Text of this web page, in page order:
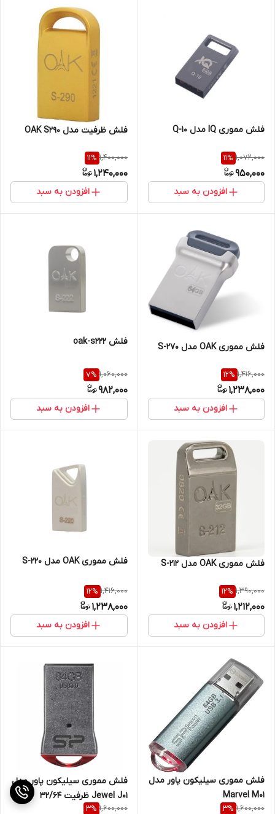
فلش مموری IQ مدل Q-10
1,072,000
11%
950,000
افزودن به سبد
فلش ظرفیت مدل OAK S290
1,400,000
11%
1,240,000
افزودن به سبد
فلش مموری OAK مدل S-270
1,416,000
12%
1,238,000
افزودن به سبد
فلش oak-s222
1,060,000
7%
982,000
افزودن به سبد
فلش مموری OAK مدل S-212
1,390,000
12%
1,212,000
افزودن به سبد
فلش مموری OAK مدل S-220
1,416,000
12%
1,238,000
افزودن به سبد
فلش مموری سیلیکون پاور مدل
Marvel M01
1,600,000
3%
فلش مموری سیلیکون پاور مدل
Jewel J01 ظرفیت 32/64
گیگابایت کد کالا 5382
1,600,000
3%